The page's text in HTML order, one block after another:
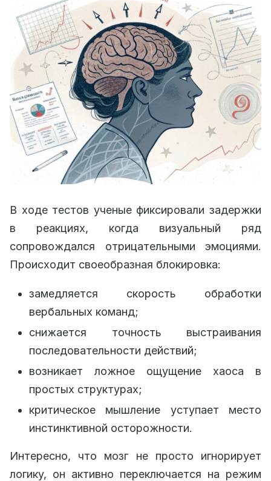
В ходе тестов ученые фиксировали задержки
в реакциях, когда визуальный ряд
сопровождался отрицательными эмоциями.
Происходит своеобразная блокировка:
замедляется скорость обработки
вербальных команд;
снижается точность выстраивания
последовательности действий;
возникает ложное ощущение хаоса в
простых структурах;
критическое мышление уступает место
инстинктивной осторожности.
Интересно, что мозг не просто игнорирует
логику, он активно переключается на режим